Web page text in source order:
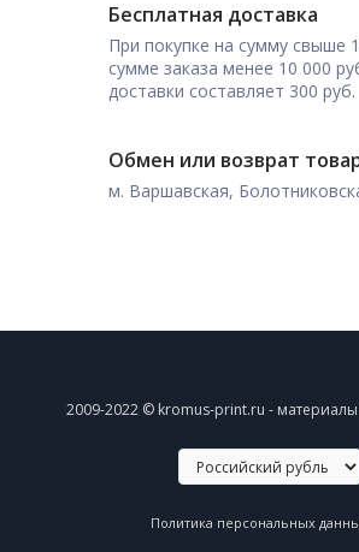
Бесплатная доставка
При покупке на сумму свыше
сумме заказа менее 10 000
доставки составляет 300 руб.
Обмен или возврат
м. Варшавская,
2009-2022 © kromus-print.ru - материалы
Политика персональных